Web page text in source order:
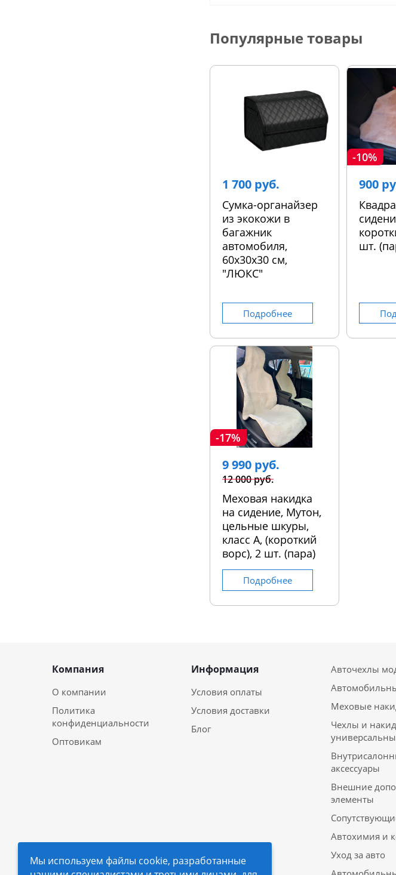
Популярные товары
1 700 руб.
Сумка-органайзер
из экокожи в
багажник
автомобиля,
60х30х30 см,
"ЛЮКС"
Подробнее
-10%
900
шт.
-17%
9 990 руб.
12 000 руб.
Меховая накидка
на сидение, Мутон,
цельные шкуры,
класс А, (короткий
ворс), 2 шт. (пара)
Подробнее
Компания
О компании
Политика
конфиденциальности
Оптовикам
Информация
Условия оплаты
Условия доставки
Блог
Авточехлы
Меховые
Чехлы и
аксессуары
Внешние
элементы
Автохимия и
Уход за авто
Мы используем файлы cookie, разработанные